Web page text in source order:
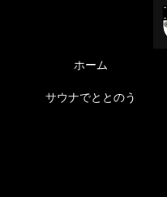
ホーム
サウナでととのう